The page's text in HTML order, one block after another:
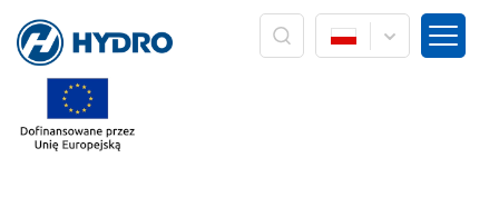
HYDRO ZNPHS Sp. z o.o. z siedzibą w Bielsku-Białej, ul.
Strażacka 60. Przetwarzanie Pani/Pana danych osobowych w
postaci adresu mailowego odbywa się w oparciu o Art. 6 ust. 1
lit. a) RODO wyłącznie w związku z realizacją marketingu
usług/wyrobów własnych firmy HYDRO. Dane nie będą
przekazywane innym podmiotom, ani nie będą podlegać
profilowaniu i zautomatyzowanemu podejmowaniu decyzji.
Dane będą przetwarzane do czasu wyrażenia sprzeciwu